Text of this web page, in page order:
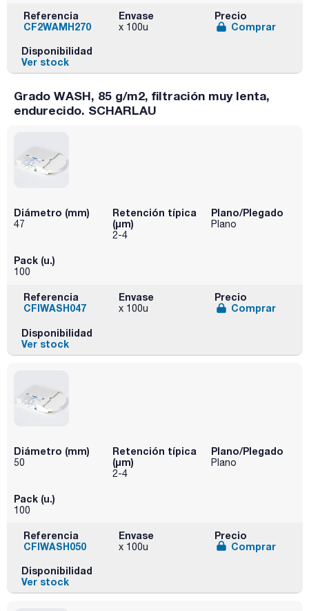
Referencia
CF2WAMH270
Envase
x 100u
Precio
Comprar
Disponibilidad
Ver stock
Grado WASH, 85 g/m2, filtración muy lenta,
endurecido. SCHARLAU
Diámetro (mm)
47
Retención típica
(µm)
2-4
Plano/Plegado
Plano
Pack (u.)
100
Referencia
CFIWASH047
Envase
x 100u
Precio
Comprar
Disponibilidad
Ver stock
Diámetro (mm)
50
Retención típica
(µm)
2-4
Plano/Plegado
Plano
Pack (u.)
100
Referencia
CFIWASH050
Envase
x 100u
Precio
Comprar
Disponibilidad
Ver stock